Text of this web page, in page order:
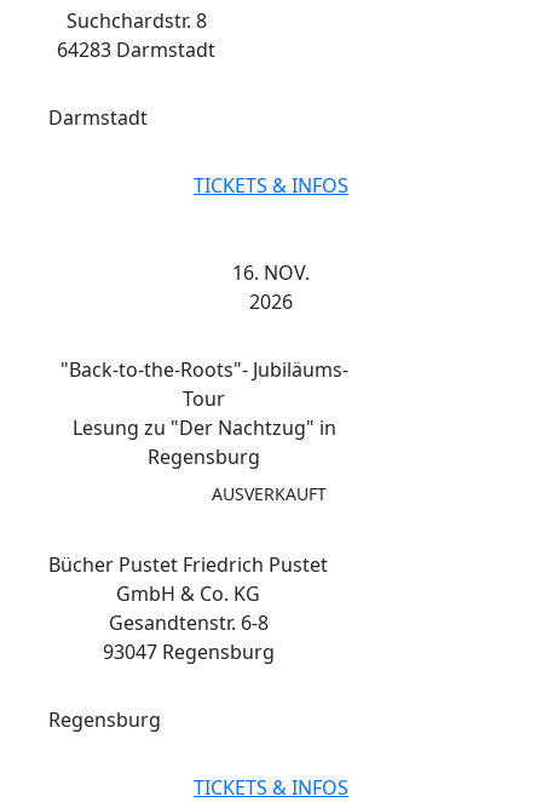
Suchchardstr. 8
64283 Darmstadt
Darmstadt
TICKETS & INFOS
16. NOV.
2026
"Back-to-the-Roots"- Jubiläums-
Tour
Lesung zu "Der Nachtzug" in
Regensburg
AUSVERKAUFT
Bücher Pustet Friedrich Pustet
GmbH & Co. KG
Gesandtenstr. 6-8
93047 Regensburg
Regensburg
TICKETS & INFOS